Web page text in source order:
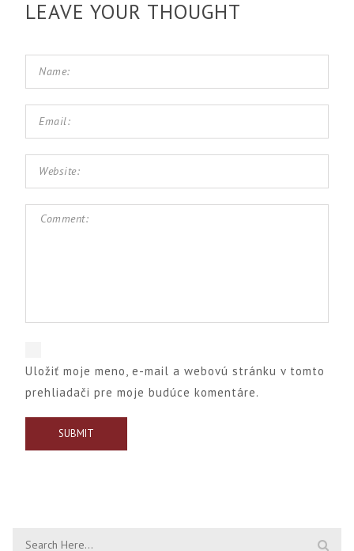
LEAVE YOUR THOUGHT
Uložiť moje meno, e-mail a webovú stránku v tomto
prehliadači pre moje budúce komentáre.